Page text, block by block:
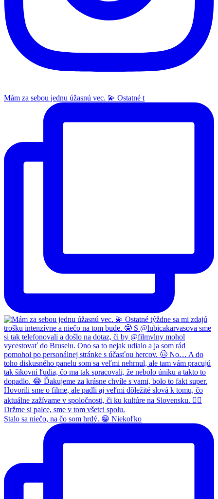
Mám za sebou jednu úžasnú vec. 💫 Ostatné t
Stalo sa niečo, na čo som hrdý. 😁 Niekoľko